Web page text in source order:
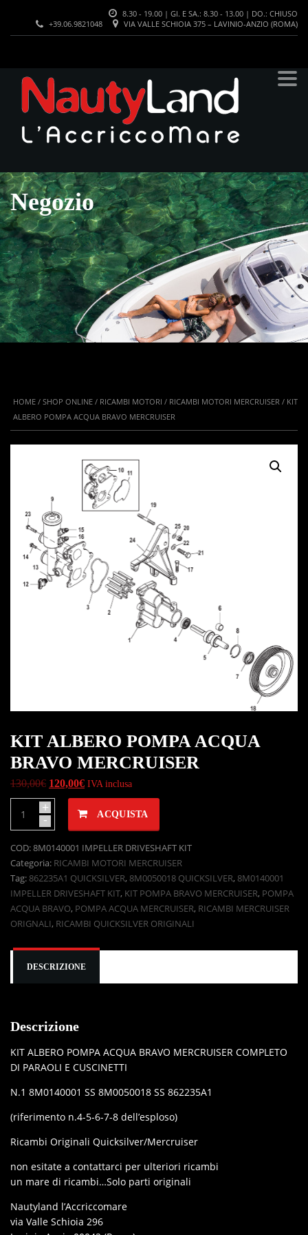
8.30 - 19.00 | GI. E SA.: 8.30 - 13.00 | DO.: CHIUSO
VIA VALLE SCHIOIA 375 – LAVINIO-ANZIO (ROMA)
+39.06.9821048
Negozio
HOME / SHOP ONLINE / RICAMBI MOTORI / RICAMBI MOTORI MERCRUISER / KIT
ALBERO POMPA ACQUA BRAVO MERCRUISER
KIT ALBERO POMPA ACQUA
BRAVO MERCRUISER
130,00€ 120,00€ IVA inclusa
+
- ACQUISTA
COD:8M0140001 IMPELLER DRIVESHAFT KIT
Categoria: RICAMBI MOTORI MERCRUISER
Tag:862235A1 QUICKSILVER,8M0050018 QUICKSILVER,8M0140001
IMPELLER DRIVESHAFT KIT, KIT POMPA BRAVO MERCRUISER, POMPA
ACQUA BRAVO, POMPA ACQUA MERCRUISER, RICAMBI MERCRUISER
ORIGNALI, RICAMBI QUICKSILVER ORIGINALI
DESCRIZIONE
Descrizione
KIT ALBERO POMPA ACQUA BRAVO MERCRUISER COMPLETO
DI PARAOLI E CUSCINETTI
N.1 8M0140001 SS 8M0050018 SS 862235A1
(riferimento n.4-5-6-7-8 dell’esploso)
Ricambi Originali Quicksilver/Mercruiser
non esitate a contattarci per ulteriori ricambi
un mare di ricambi…Solo parti originali
Nautyland l’Accriccomare
via Valle Schioia 296